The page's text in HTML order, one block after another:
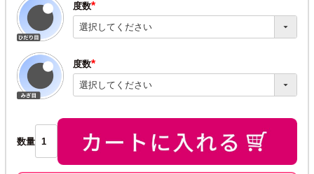
度数
(必
須)
度数
(必
須)
数量